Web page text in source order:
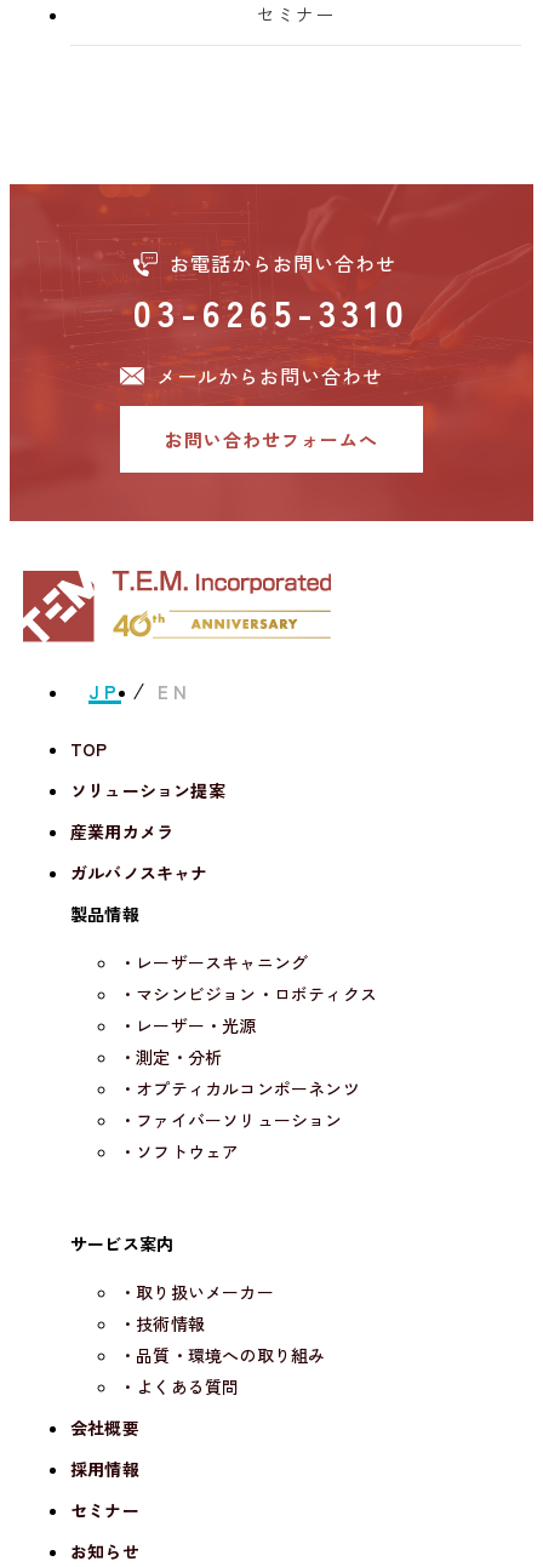
セミナー
お電話からお問い合わせ
03-6265-3310
メールからお問い合わせ
お問い合わせフォームへ
JP EN
TOP
ソリューション提案
産業用カメラ
ガルバノスキャナ
製品情報
・レーザースキャニング
・マシンビジョン・ロボティクス
・レーザー・光源
・測定・分析
・オプティカルコンポーネンツ
・ファイバーソリューション
・ソフトウェア
サービス案内
・取り扱いメーカー
・技術情報
・品質・環境への取り組み
・よくある質問
会社概要
採用情報
セミナー
お知らせ